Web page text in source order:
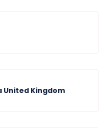
United Kingdom